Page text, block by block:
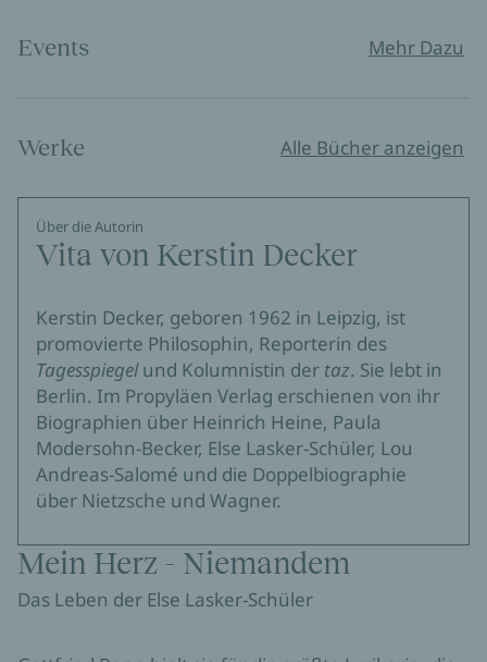
Events Mehr Dazu
Werke Alle Bücher anzeigen
Über die Autorin
Vita von Kerstin Decker
Kerstin Decker, geboren 1962 in Leipzig, ist
promovierte Philosophin, Reporterin des
Tagesspiegelund Kolumnistin der taz. Sie lebt in
Berlin. Im Propyläen Verlag erschienen von ihr
Biographien über Heinrich Heine, Paula
Modersohn-Becker, Else Lasker-Schüler, Lou
Andreas-Salomé und die Doppelbiographie
über Nietzsche und Wagner.
Mein Herz - Niemandem
Das Leben der Else Lasker-Schüler